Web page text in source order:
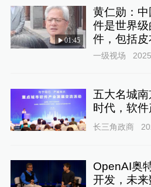
01:45
黄仁勋：
件是世界
件，包括皮
一级视场
五大名城南
时代，软
长三角政商
OpenAI奥
开发，未